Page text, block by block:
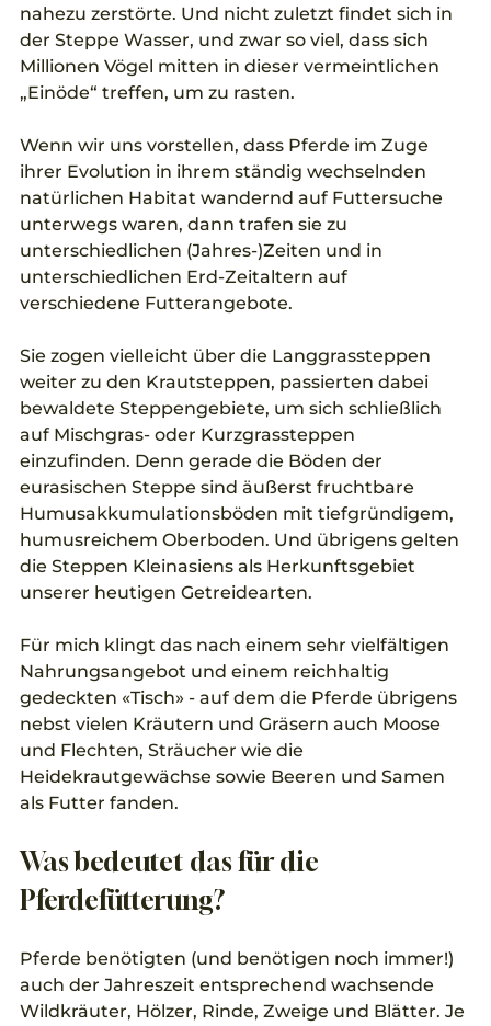
nahezu zerstörte. Und nicht zuletzt findet sich in
der Steppe Wasser, und zwar so viel, dass sich
Millionen Vögel mitten in dieser vermeintlichen
„Einöde“ treffen, um zu rasten.
Wenn wir uns vorstellen, dass Pferde im Zuge
ihrer Evolution in ihrem ständig wechselnden
natürlichen Habitat wandernd auf Futtersuche
unterwegs waren, dann trafen sie zu
unterschiedlichen (Jahres-)Zeiten und in
unterschiedlichen Erd-Zeitaltern auf
verschiedene Futterangebote.
Sie zogen vielleicht über die Langgrassteppen
weiter zu den Krautsteppen, passierten dabei
bewaldete Steppengebiete, um sich schließlich
auf Mischgras- oder Kurzgrassteppen
einzufinden. Denn gerade die Böden der
eurasischen Steppe sind äußerst fruchtbare
Humusakkumulationsböden mit tiefgründigem,
humusreichem Oberboden. Und übrigens gelten
die Steppen Kleinasiens als Herkunftsgebiet
unserer heutigen Getreidearten.
Für mich klingt das nach einem sehr vielfältigen
Nahrungsangebot und einem reichhaltig
gedeckten «Tisch» - auf dem die Pferde übrigens
nebst vielen Kräutern und Gräsern auch Moose
und Flechten, Sträucher wie die
Heidekrautgewächse sowie Beeren und Samen
als Futter fanden.
Was bedeutet das für die
Pferdefütterung?
Pferde benötigten (und benötigen noch immer!)
auch der Jahreszeit entsprechend wachsende
Wildkräuter, Hölzer, Rinde, Zweige und Blätter. Je